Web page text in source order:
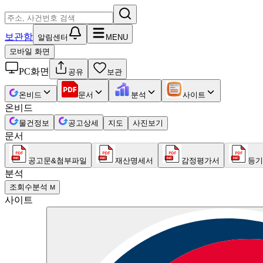
보관함 알림센터
MENU
모바일 화면
PC화면 공유 보관
온비드 문서 분석 사이트
온비드
물건정보 공고상세 지도 사진보기
문서
공고문&첨부파일 재산명세서 감정평가서 등
분석
조회수분석 M
사이트